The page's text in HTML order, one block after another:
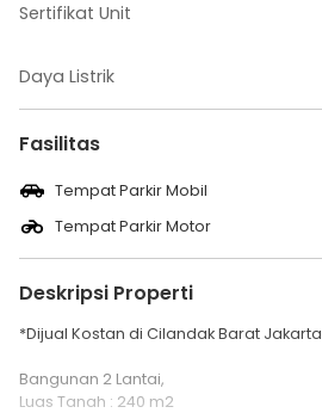
Sertifikat Unit
Daya Listrik
Fasilitas
Tempat Parkir Mobil
Tempat Parkir Motor
Deskripsi Properti
*Dijual Kostan di Cilandak Barat
Bangunan 2 Lantai,
Luas Tanah : 240 m2